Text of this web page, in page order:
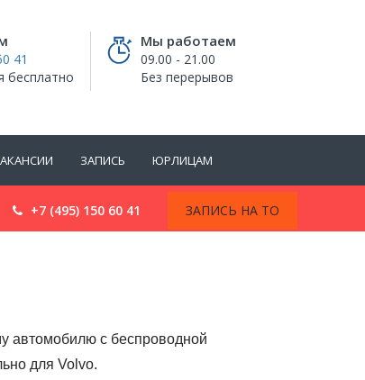
41
бесплатно
Мы работаем
09.00 - 21.00
Без перерывов
ЗАПИСЬ ЮРЛИЦАМ
+7 (495) 150 60 41 ЗАПИСЬ НА ТО
автомобилю с беспроводной
для Volvo.